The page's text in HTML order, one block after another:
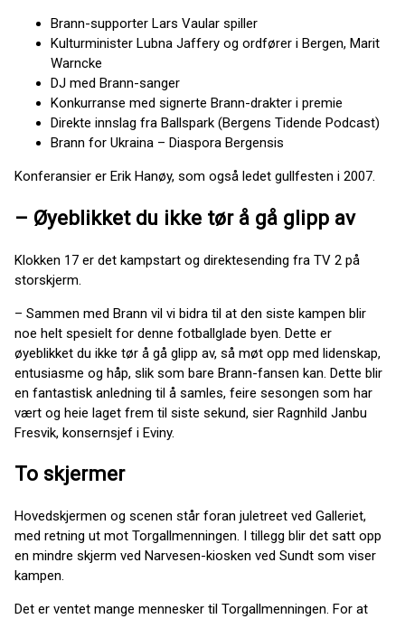
Brann-supporter Lars Vaular spiller
Kulturminister Lubna Jaffery og ordfører i Bergen, Marit
Warncke
DJ med Brann-sanger
Konkurranse med signerte Brann-drakter i premie
Direkte innslag fra Ballspark (Bergens Tidende Podcast)
Brann for Ukraina – Diaspora Bergensis
Konferansier er Erik Hanøy, som også ledet gullfesten i 2007.
– Øyeblikket du ikke tør å gå glipp av
Klokken 17 er det kampstart og direktesending fra TV 2 på
storskjerm.
– Sammen med Brann vil vi bidra til at den siste kampen blir
noe helt spesielt for denne fotballglade byen. Dette er
øyeblikket du ikke tør å gå glipp av, så møt opp med lidenskap,
entusiasme og håp, slik som bare Brann-fansen kan. Dette blir
en fantastisk anledning til å samles, feire sesongen som har
vært og heie laget frem til siste sekund, sier Ragnhild Janbu
Fresvik, konsernsjef i Eviny.
To skjermer
Hovedskjermen og scenen står foran juletreet ved Galleriet,
med retning ut mot Torgallmenningen. I tillegg blir det satt opp
en mindre skjerm ved Narvesen-kiosken ved Sundt som viser
kampen.
Det er ventet mange mennesker til Torgallmenningen. For at